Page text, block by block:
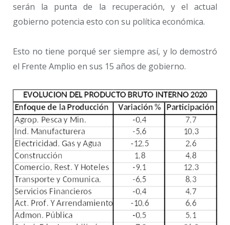
serán la punta de la recuperación, y el actual
gobierno potencia esto con su política económica.
Esto no tiene porqué ser siempre así, y lo demostró
el Frente Amplio en sus 15 años de gobierno.